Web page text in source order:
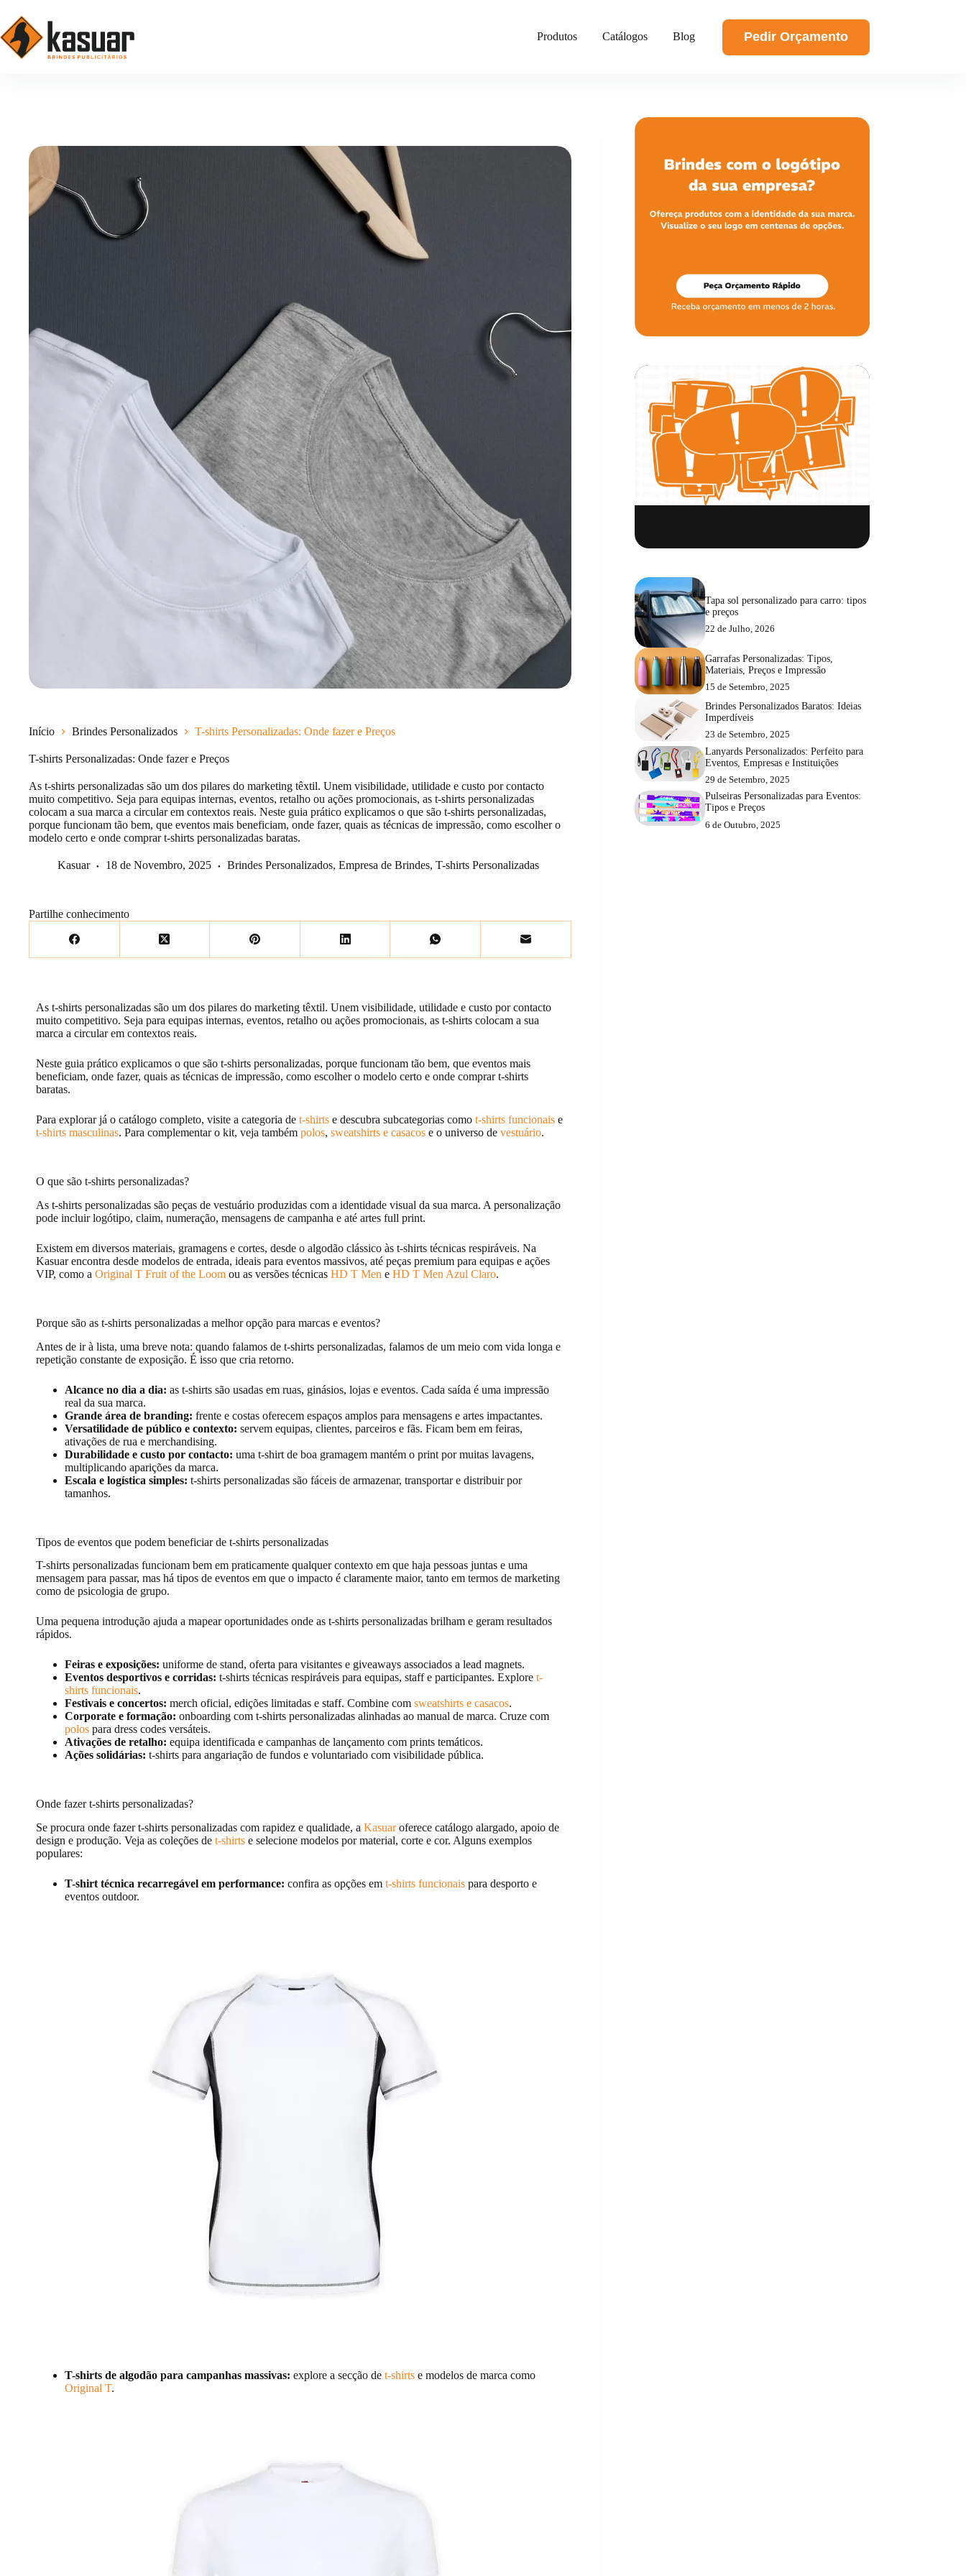
Produtos Catálogos Blog Pedir Orçamento
Início Brindes Personalizados T-shirts Personalizadas: Onde fazer e Preços
T-shirts Personalizadas: Onde fazer e Preços
As t-shirts personalizadas são um dos pilares do marketing têxtil. Unem visibilidade, utilidade e custo por contacto
muito competitivo. Seja para equipas internas, eventos, retalho ou ações promocionais, as t-shirts personalizadas
colocam a sua marca a circular em contextos reais. Neste guia prático explicamos o que são t-shirts personalizadas,
porque funcionam tão bem, que eventos mais beneficiam, onde fazer, quais as técnicas de impressão, como escolher o
modelo certo e onde comprar t-shirts personalizadas baratas.
Kasuar 18 de Novembro, 2025 Brindes Personalizados, Empresa de Brindes, T-shirts Personalizadas
Partilhe conhecimento
As t-shirts personalizadas são um dos pilares do marketing têxtil. Unem visibilidade, utilidade e custo por contacto
muito competitivo. Seja para equipas internas, eventos, retalho ou ações promocionais, as t-shirts colocam a sua
marca a circular em contextos reais.
Neste guia prático explicamos o que são t-shirts personalizadas, porque funcionam tão bem, que eventos mais
beneficiam, onde fazer, quais as técnicas de impressão, como escolher o modelo certo e onde comprar t-shirts
baratas.
Para explorar já o catálogo completo, visite a categoria de t-shirts e descubra subcategorias como t-shirts funcionais e
t-shirts masculinas. Para complementar o kit, veja também polos, sweatshirts e casacos e o universo de vestuário.
O que são t-shirts personalizadas?
As t-shirts personalizadas são peças de vestuário produzidas com a identidade visual da sua marca. A personalização
pode incluir logótipo, claim, numeração, mensagens de campanha e até artes full print.
Existem em diversos materiais, gramagens e cortes, desde o algodão clássico às t-shirts técnicas respiráveis. Na
Kasuar encontra desde modelos de entrada, ideais para eventos massivos, até peças premium para equipas e ações
VIP, como a Original T Fruit of the Loom ou as versões técnicas HD T Men e HD T Men Azul Claro.
Porque são as t-shirts personalizadas a melhor opção para marcas e eventos?
Antes de ir à lista, uma breve nota: quando falamos de t-shirts personalizadas, falamos de um meio com vida longa e
repetição constante de exposição. É isso que cria retorno.
Alcance no dia a dia: as t-shirts são usadas em ruas, ginásios, lojas e eventos. Cada saída é uma impressão
real da sua marca.
Grande área de branding: frente e costas oferecem espaços amplos para mensagens e artes impactantes.
Versatilidade de público e contexto: servem equipas, clientes, parceiros e fãs. Ficam bem em feiras,
ativações de rua e merchandising.
Durabilidade e custo por contacto: uma t-shirt de boa gramagem mantém o print por muitas lavagens,
multiplicando aparições da marca.
Escala e logística simples: t-shirts personalizadas são fáceis de armazenar, transportar e distribuir por
tamanhos.
Tipos de eventos que podem beneficiar de t-shirts personalizadas
T-shirts personalizadas funcionam bem em praticamente qualquer contexto em que haja pessoas juntas e uma
mensagem para passar, mas há tipos de eventos em que o impacto é claramente maior, tanto em termos de marketing
como de psicologia de grupo.
Uma pequena introdução ajuda a mapear oportunidades onde as t-shirts personalizadas brilham e geram resultados
rápidos.
Feiras e exposições: uniforme de stand, oferta para visitantes e giveaways associados a lead magnets.
Eventos desportivos e corridas: t-shirts técnicas respiráveis para equipas, staff e participantes. Explore t-
shirts funcionais.
Festivais e concertos: merch oficial, edições limitadas e staff. Combine com sweatshirts e casacos.
Corporate e formação: onboarding com t-shirts personalizadas alinhadas ao manual de marca. Cruze com
polos para dress codes versáteis.
Ativações de retalho: equipa identificada e campanhas de lançamento com prints temáticos.
Ações solidárias: t-shirts para angariação de fundos e voluntariado com visibilidade pública.
Onde fazer t-shirts personalizadas?
Se procura onde fazer t-shirts personalizadas com rapidez e qualidade, a Kasuaroferece catálogo alargado, apoio de
design e produção. Veja as coleções de t-shirts e selecione modelos por material, corte e cor. Alguns exemplos
populares:
T-shirt técnica recarregável em performance: confira as opções em t-shirts funcionais para desporto e
eventos outdoor.
T-shirts de algodão para campanhas massivas: explore a secção de t-shirts e modelos de marca como
Original T.
Tapa sol personalizado para carro: tipos
e preços
22 de Julho, 2026
Garrafas Personalizadas: Tipos,
Materiais, Preços e Impressão
15 de Setembro, 2025
Brindes Personalizados Baratos: Ideias
Imperdíveis
23 de Setembro, 2025
Lanyards Personalizados: Perfeito para
Eventos, Empresas e Instituições
29 de Setembro, 2025
Pulseiras Personalizadas para Eventos:
Tipos e Preços
6 de Outubro, 2025